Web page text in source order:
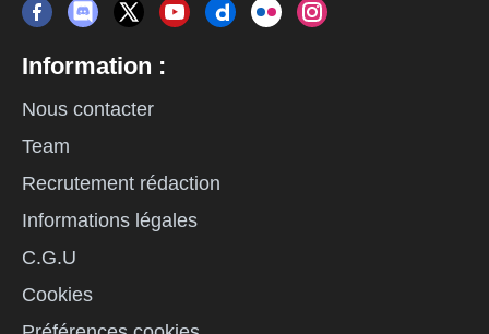
Information :
Nous contacter
Team
Recrutement rédaction
Informations légales
C.G.U
Cookies